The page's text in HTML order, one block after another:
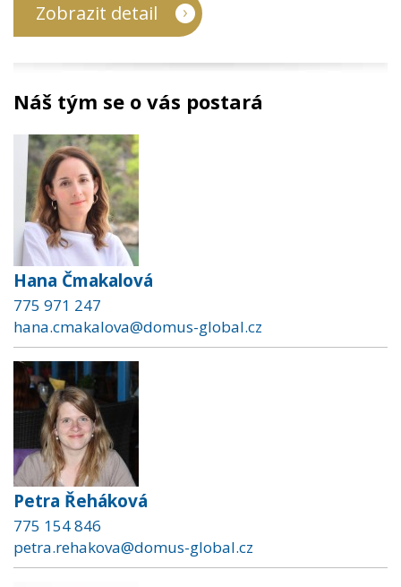
Zobrazit detail
Náš tým se o vás postará
Hana Čmakalová
775 971 247
hana.cmakalova@domus-global.cz
Petra Řeháková
775 154 846
petra.rehakova@domus-global.cz